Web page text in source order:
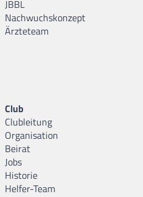
JBBL
Nachwuchskonzept
Ärzteteam
Club
Clubleitung
Organisation
Beirat
Jobs
Historie
Helfer-Team